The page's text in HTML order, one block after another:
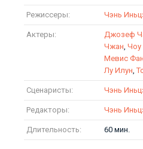
Режиссеры: Чэнь
Актеры: Джозеф
Чжан, Чоу
Мевис
Лу Илун,
Сценаристы: Чэнь
Редакторы: Чэнь
Длительность: 60 мин.